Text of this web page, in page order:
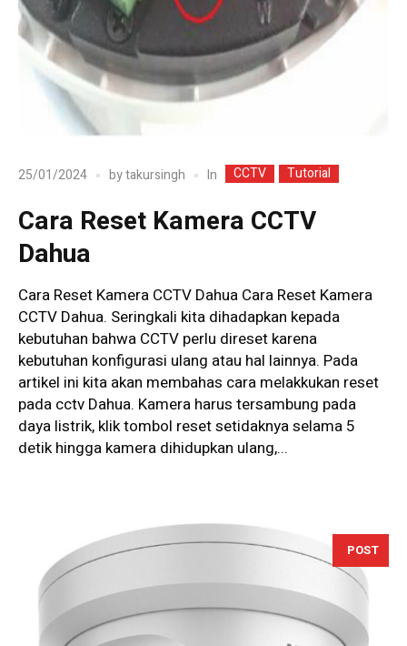
25/01/2024 bytakursingh In CCTV Tutorial
Cara Reset Kamera CCTV
Dahua
Cara Reset Kamera CCTV Dahua Cara Reset Kamera
CCTV Dahua. Seringkali kita dihadapkan kepada
kebutuhan bahwa CCTV perlu direset karena
kebutuhan konfigurasi ulang atau hal lainnya. Pada
artikel ini kita akan membahas cara melakkukan reset
pada cctv Dahua. Kamera harus tersambung pada
daya listrik, klik tombol reset setidaknya selama 5
detik hingga kamera dihidupkan ulang,...
POST